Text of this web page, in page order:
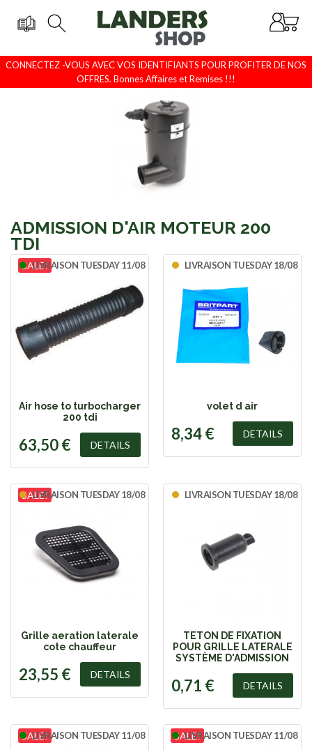
CONNECTEZ -VOUS AVEC VOS IDENTIFIANTS POUR PROFITER DE NOS
OFFRES. Bonnes Affaires et Remises !!!
ADMISSION D'AIR MOTEUR 200
TDI
SALE!
LIVRAISON TUESDAY 11/08
Air hose to turbocharger
200 tdi
63,50 € DETAILS
LIVRAISON TUESDAY 18/08
volet d air
8,34 € DETAILS
SALE!
LIVRAISON TUESDAY 18/08
Grille aeration laterale
cote chauffeur
23,55 € DETAILS
LIVRAISON TUESDAY 18/08
TETON DE FIXATION
POUR GRILLE LATERALE
SYSTÈME D'ADMISSION
0,71 € DETAILS
SALE!
LIVRAISON TUESDAY 11/08 SALE!
LIVRAISON TUESDAY 11/08